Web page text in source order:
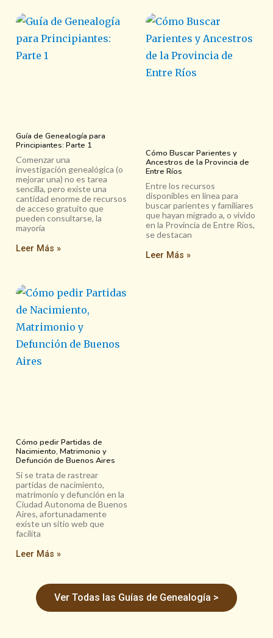
Guía de Genealogía para
Principiantes: Parte 1
Comenzar una
investigación genealógica (o
mejorar una) no es tarea
sencilla, pero existe una
cantidad enorme de recursos
de acceso gratuito que
pueden consultarse, la
mayoría
Leer Más »
Cómo Buscar Parientes y
Ancestros de la Provincia de
Entre Ríos
Entre los recursos
disponibles en línea para
buscar parientes y familiares
que hayan migrado a, o vivido
en la Provincia de Entre Ríos,
se destacan
Leer Más »
Cómo pedir Partidas de
Nacimiento, Matrimonio y
Defunción de Buenos Aires
Si se trata de rastrear
partidas de nacimiento,
matrimonio y defunción en la
Ciudad Autonoma de Buenos
Aires, afortunadamente
existe un sitio web que
facilita
Leer Más »
Ver Todas las Guías de Genealogía >